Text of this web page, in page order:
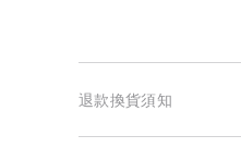
退款換貨須知